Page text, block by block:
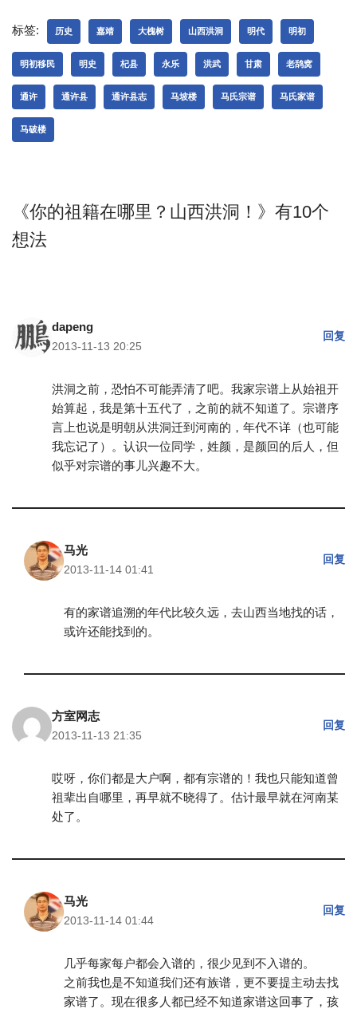
标签: 历史 嘉靖 大槐树 山西洪洞 明代 明初
明初移民 明史 杞县 永乐 洪武 甘肃 老鸹窝
通许 通许县 通许县志 马坡楼 马氏宗谱 马氏家谱
马破楼
《你的祖籍在哪里？山西洪洞！》有10个
想法
dapeng
2013-11-13 20:25
回复
洪洞之前，恐怕不可能弄清了吧。我家宗谱上从始祖开
始算起，我是第十五代了，之前的就不知道了。宗谱序
言上也说是明朝从洪洞迁到河南的，年代不详（也可能
我忘记了）。认识一位同学，姓颜，是颜回的后人，但
似乎对宗谱的事儿兴趣不大。
马光
2013-11-14 01:41
回复
有的家谱追溯的年代比较久远，去山西当地找的话，
或许还能找到的。
方室网志
2013-11-13 21:35
回复
哎呀，你们都是大户啊，都有宗谱的！我也只能知道曾
祖辈出自哪里，再早就不晓得了。估计最早就在河南某
处了。
马光
2013-11-14 01:44
回复
几乎每家每户都会入谱的，很少见到不入谱的。
之前我也是不知道我们还有族谱，更不要提主动去找
家谱了。现在很多人都已经不知道家谱这回事了，孩